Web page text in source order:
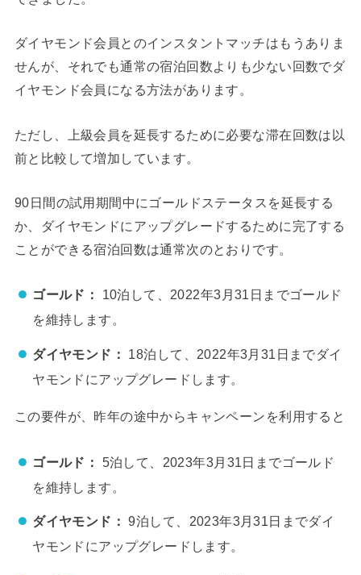
ダイヤモンド会員とのインスタントマッチはもうありま
せんが、それでも通常の宿泊回数よりも少ない回数でダ
イヤモンド会員になる方法があります。
ただし、上級会員を延長するために必要な滞在回数は以
前と比較して増加しています。
90日間の試用期間中にゴールドステータスを延長する
か、ダイヤモンドにアップグレードするために完了する
ことができる宿泊回数は通常次のとおりです。
ゴールド：
10泊して、2022年3月31日までゴールド
を維持します。
ダイヤモンド：
18泊して、2022年3月31日までダイ
ヤモンドにアップグレードします。
この要件が、昨年の途中からキャンペーンを利用すると
ゴールド：
5泊して、2023年3月31日までゴールド
を維持します。
ダイヤモンド： 9泊して、2023年3月31日までダイ
ヤモンドにアップグレードします。